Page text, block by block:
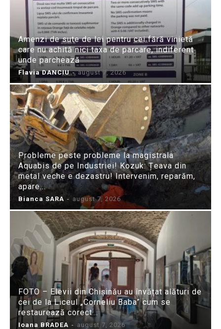
Amenzi de sute de lei pentru cei fără vinietă
care nu achită nici taxa de parcare, indiferent
unde parchează
Flavia DANCIU - august 7, 2026
Probleme peste probleme la magistrala
Aquabis de pe Industriei! Kozuk: Țeava din
metal veche e dezastru! Intervenim, reparăm,
apare...
Bianca SARA - august 7, 2026
FOTO – Elevii din Chișinău au învățat alături de
cei de la Liceul „Corneliu Baba” cum se
restaurează corect...
Ioana BRADEA - august 7, 2026